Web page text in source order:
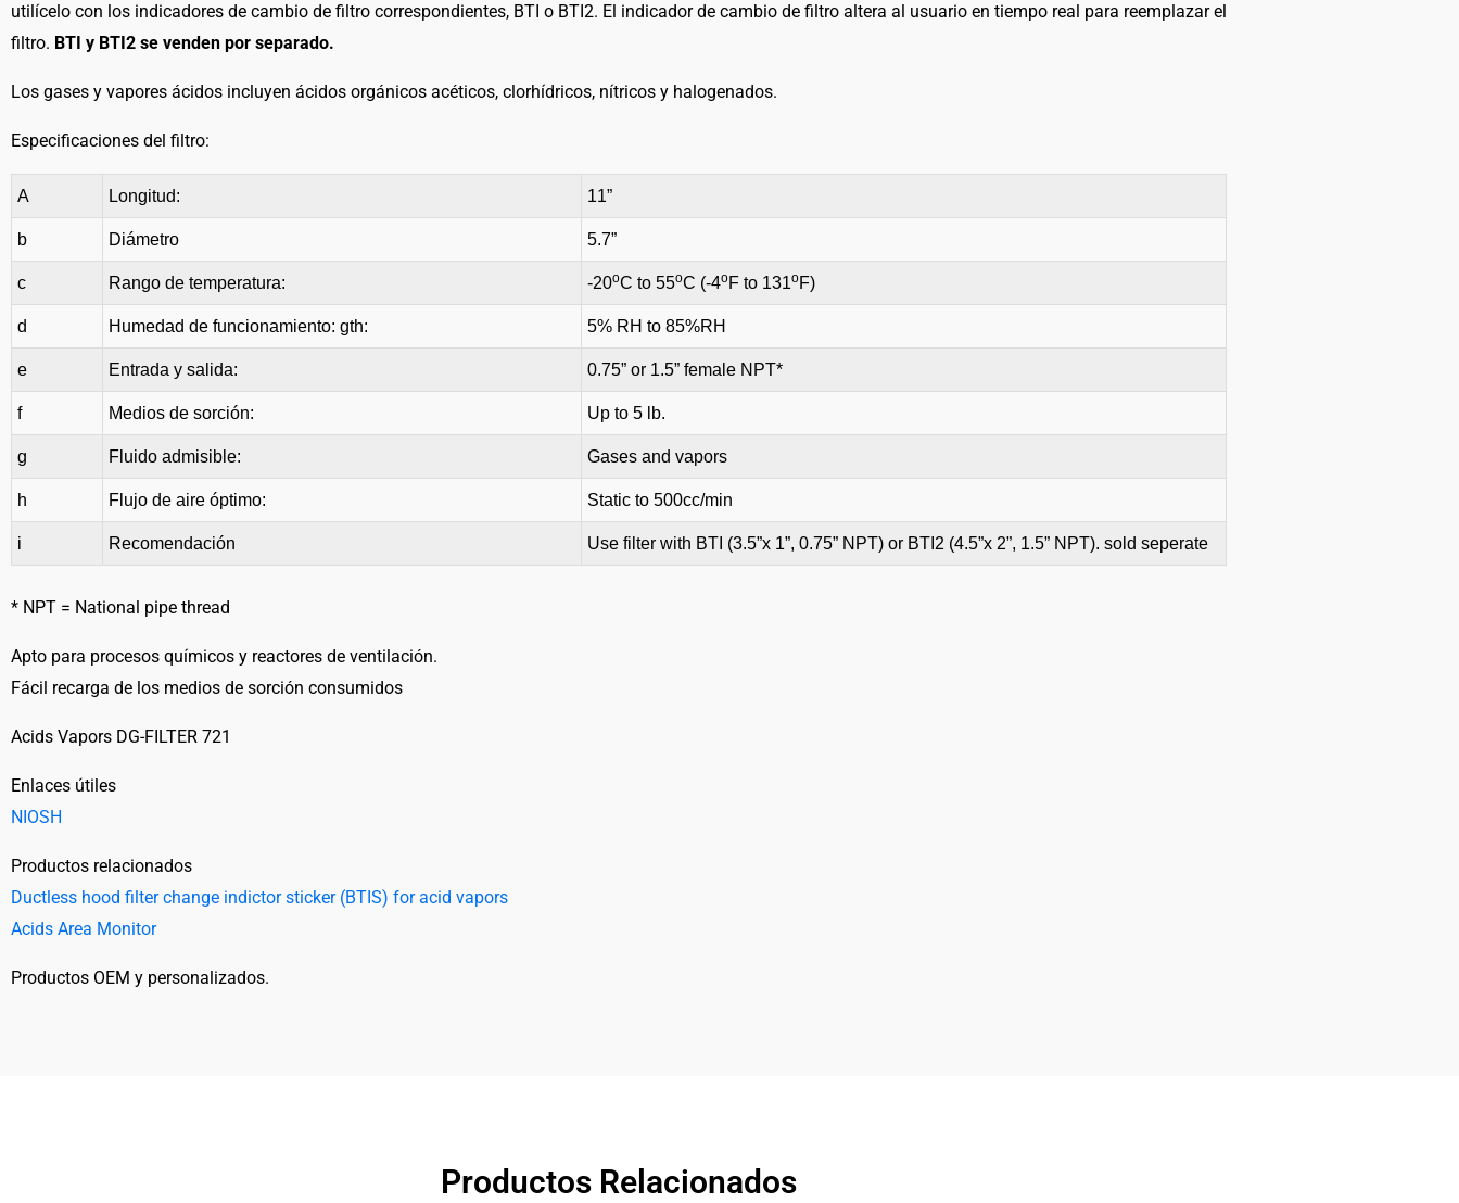
utilícelo con los indicadores de cambio de filtro correspondientes, BTI o BTI2. El indicador de cambio de filtro altera al usuario en tiempo real para reemplazar el
filtro. BTI y BTI2 se venden por separado.
Los gases y vapores ácidos incluyen ácidos orgánicos acéticos, clorhídricos, nítricos y halogenados.
Especificaciones del filtro:
A Longitud: 11”
b Diámetro 5.7”
c Rango de temperatura: -20oC to 55oC (-4oF to 131oF)
d Humedad de funcionamiento: gth: 5% RH to 85%RH
e Entrada y salida: 0.75” or 1.5” female NPT*
f Medios de sorción: Up to 5 lb.
g Fluido admisible: Gases and vapors
h Flujo de aire óptimo: Static to 500cc/min
i Recomendación Use filter with BTI (3.5”x 1”, 0.75” NPT) or BTI2 (4.5”x 2”, 1.5” NPT). sold seperate
* NPT = National pipe thread
Apto para procesos químicos y reactores de ventilación.
Fácil recarga de los medios de sorción consumidos
Acids Vapors DG-FILTER 721
Enlaces útiles
NIOSH
Productos relacionados
Ductless hood filter change indictor sticker (BTIS) for acid vapors
Acids Area Monitor
Productos OEM y personalizados.
Productos Relacionados